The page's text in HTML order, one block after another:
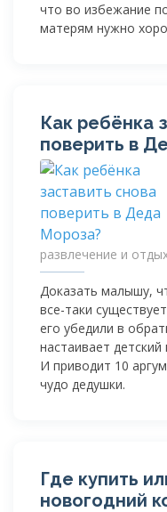
что во избежание
матерям нужно
Как ребёнка
поверить в
развлечение и
Доказать малышу,
все-таки
его убедили в
настаивает детский
И приводит 10
чудо дедушки.
Где купить
новогодний